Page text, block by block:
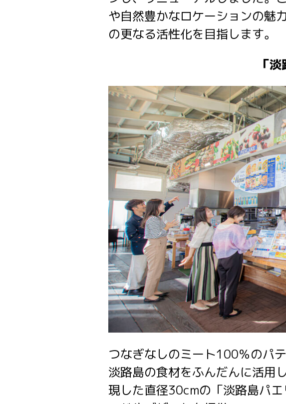
や自然豊かなロケーションの魅
の更なる活性化を目指します。
「
つなぎなしのミート100％のパ
淡路島の食材をふんだんに活用
現した直径30cmの「淡路島パ